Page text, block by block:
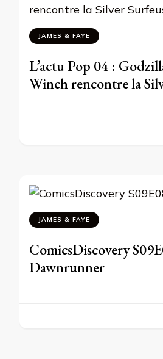
JAMES & FAYE
L’actu Pop 04 :
Winch rencontre la
JAMES & FAYE
ComicsDiscovery
Dawnrunner